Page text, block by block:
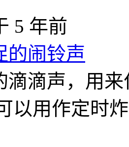
5 年前
的闹铃声
滴滴声，用
以用作定时